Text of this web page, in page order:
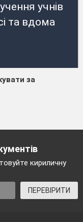
учнів
та вдома
за
кириличну
ПЕРЕВІРИТИ